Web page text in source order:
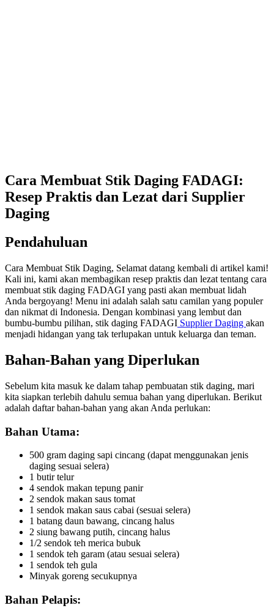
Cara Membuat Stik Daging FADAGI:
Resep Praktis dan Lezat dari Supplier
Daging
Pendahuluan
Cara Membuat Stik Daging, Selamat datang kembali di artikel kami!
Kali ini, kami akan membagikan resep praktis dan lezat tentang cara
membuat stik daging FADAGI yang pasti akan membuat lidah
Anda bergoyang! Menu ini adalah salah satu camilan yang populer
dan nikmat di Indonesia. Dengan kombinasi yang lembut dan
bumbu-bumbu pilihan, stik daging FADAGI Supplier Daging akan
menjadi hidangan yang tak terlupakan untuk keluarga dan teman.
Bahan-Bahan yang Diperlukan
Sebelum kita masuk ke dalam tahap pembuatan stik daging, mari
kita siapkan terlebih dahulu semua bahan yang diperlukan. Berikut
adalah daftar bahan-bahan yang akan Anda perlukan:
Bahan Utama:
500 gram daging sapi cincang (dapat menggunakan jenis
daging sesuai selera)
1 butir telur
4 sendok makan tepung panir
2 sendok makan saus tomat
1 sendok makan saus cabai (sesuai selera)
1 batang daun bawang, cincang halus
2 siung bawang putih, cincang halus
1/2 sendok teh merica bubuk
1 sendok teh garam (atau sesuai selera)
1 sendok teh gula
Minyak goreng secukupnya
Bahan Pelapis: